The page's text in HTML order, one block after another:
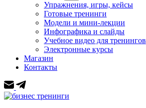
Упражнения, игры, кейсы
Готовые тренинги
Модели и мини-лекции
Инфографика и слайды
Учебное видео для тренингов
Электронные курсы
Магазин
Контакты